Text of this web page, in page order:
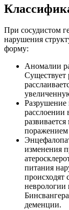
При сосудистом
нарушения
форму:
Аномалии
Существует
Разрушение
расслоении
поражением
изменения
питания
происходят
неврологии
деменции.